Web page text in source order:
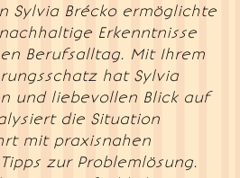
Sylvia Brécko ermöglichte
Erkenntnisse
Berufsalltag. Mit Ihrem
hat Sylvia
und liebevollen Blick auf
die Situation
mit praxisnahen
zur Problemlösung.